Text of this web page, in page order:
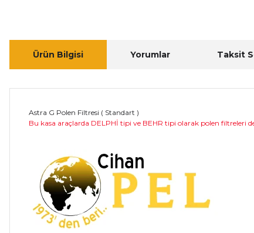
Ürün Bilgisi Yorumlar Taksit
Astra G Polen Filtresi ( Standart )
Bu kasa araçlarda DELPHİ tipi ve BEHR tipi olarak polen filtreleri